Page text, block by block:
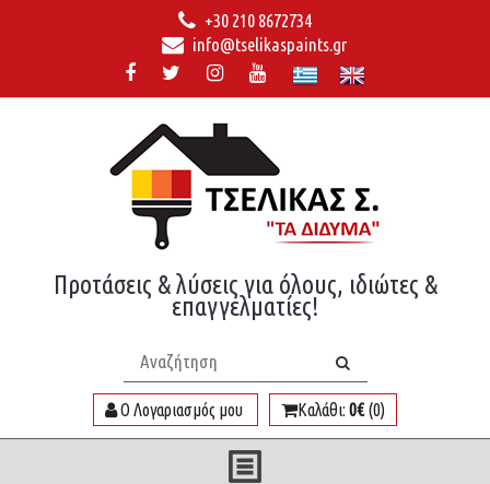
+30 210 8672734
info@tselikaspaints.gr
Προτάσεις & λύσεις για όλους, ιδιώτες &
επαγγελματίες!
Ο Λογαριασμός μου Καλάθι: 0€(0)